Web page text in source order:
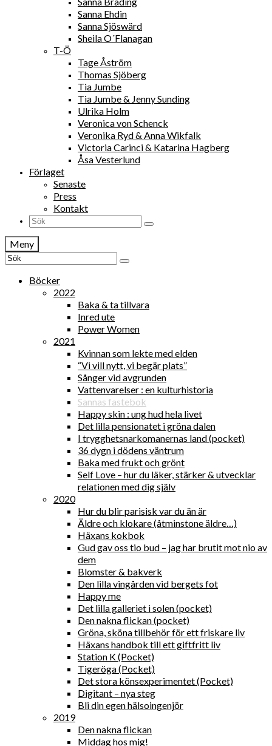
Sanna Ehdin
Sanna Sjöswärd
Sheila O´Flanagan
T-Ö
Tage Åström
Thomas Sjöberg
Tia Jumbe
Tia Jumbe & Jenny Sunding
Ulrika Holm
Veronica von Schenck
Veronika Ryd & Anna Wikfalk
Victoria Carinci & Katarina Hagberg
Åsa Vesterlund
Förlaget
Senaste
Press
Kontakt
Search
Meny
Search
Böcker
2022
Baka & ta tillvara
Inred ute
Power Women
2021
Kvinnan som lekte med elden
“Vi vill nytt, vi begär plats”
Sånger vid avgrunden
Vattenvarelser : en kulturhistoria
Sannas fastebok
Happy skin : ung hud hela livet
Det lilla pensionatet i gröna dalen
I trygghetsnarkomanernas land (pocket)
36 dygn i dödens väntrum
Baka med frukt och grönt
Self Love – hur du läker, stärker & utvecklar
relationen med dig själv
2020
Hur du blir parisisk var du än är
Äldre och klokare (åtminstone äldre…)
Häxans kokbok
Gud gav oss tio bud – jag har brutit mot nio av
dem
Blomster & bakverk
Den lilla vingården vid bergets fot
Happy me
Det lilla galleriet i solen (pocket)
Den nakna flickan (pocket)
Gröna, sköna tillbehör för ett friskare liv
Häxans handbok till ett giftfritt liv
Station K (Pocket)
Tigeröga (Pocket)
Det stora könsexperimentet (Pocket)
Digitant – nya steg
Bli din egen hälsoingenjör
2019
Den nakna flickan
Middag hos mig!